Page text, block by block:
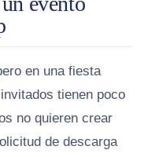
en una fiesta
tienen poco
no quieren crear
de descarga